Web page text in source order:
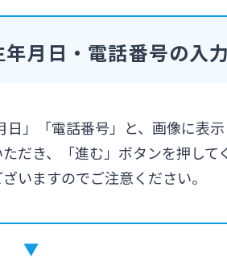
月日・電話番号の入力
」「電話番号」と、画像に表示
だき、「進む」ボタンを押して
いますのでご注意ください。